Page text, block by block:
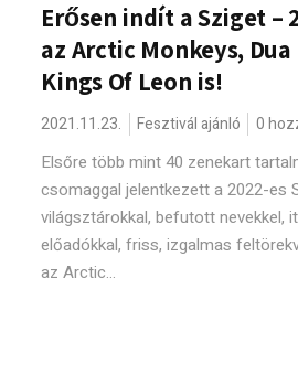
Erősen indít a Sziget –
az Arctic Monkeys, Dua
Kings Of Leon is!
2021.11.23. Fesztivál ajánló 0
Elsőre több mint 40 zenekart
csomaggal jelentkezett a 2022-es
világsztárokkal, befutott nevekkel,
előadókkal, friss, izgalmas
az Arctic...